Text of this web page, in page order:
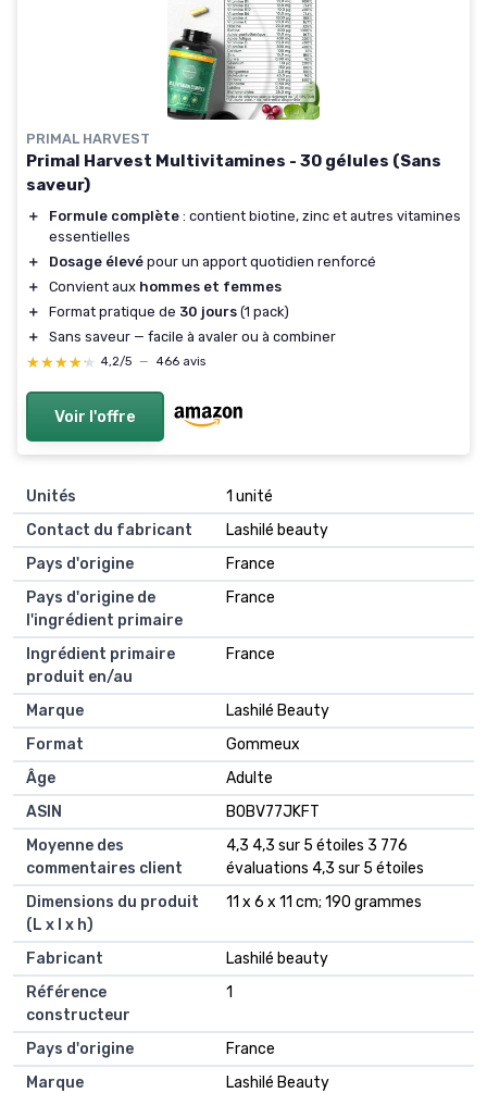
PRIMAL HARVEST
Primal Harvest Multivitamines - 30 gélules (Sans
saveur)
＋ Formule complète : contient biotine, zinc et autres vitamines
essentielles
＋
Dosage élevé pour un apport quotidien renforcé
＋
Convient aux hommes et femmes
＋
Format pratique de 30 jours (1 pack)
＋
Sans saveur — facile à avaler ou à combiner
★★★★★
★★★★★ 4,2/5 — 466 avis
Voir l'offre
Unités
‎1 unité
Contact du fabricant
‎Lashilé beauty
Pays d'origine
‎France
Pays d'origine de
l'ingrédient primaire
‎France
Ingrédient primaire
produit en/au
‎France
Marque
‎Lashilé Beauty
Format
‎Gommeux
Âge
‎Adulte
ASIN
B0BV77JKFT
Moyenne des
commentaires client
4,3 4,3 sur 5 étoiles 3 776
évaluations 4,3 sur 5 étoiles
Dimensions du produit
(L x l x h)
11 x 6 x 11 cm; 190 grammes
Fabricant
Lashilé beauty
Référence
constructeur
1
Pays d'origine
France
Marque
Lashilé Beauty